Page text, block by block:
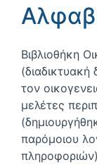
Βιβλιοθήκη
(διαδικτυακή
τον
μελέτες
παρόμοιου